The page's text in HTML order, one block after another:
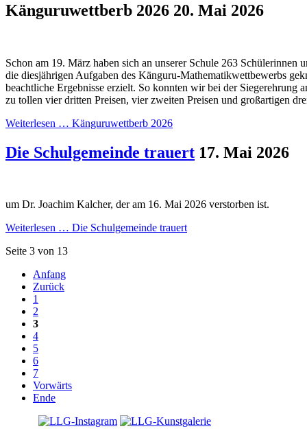
Känguruwettberb 2026 20. Mai 2026
Schon am 19. März haben sich an unserer Schule 263 Schülerinnen
die diesjährigen Aufgaben des Känguru-Mathematikwettbewerbs
beachtliche Ergebnisse erzielt. So konnten wir bei der Siegerehrung
zu tollen vier dritten Preisen, vier zweiten Preisen und großartigen
Weiterlesen … Känguruwettberb 2026
Die Schulgemeinde trauert 17. Mai 2026
um Dr. Joachim Kalcher, der am 16. Mai 2026 verstorben ist.
Weiterlesen … Die Schulgemeinde trauert
Seite 3 von 13
Anfang
Zurück
1
2
3
4
5
6
7
Vorwärts
Ende